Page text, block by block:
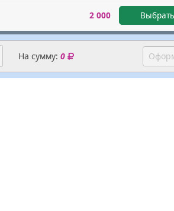
2 000
На сумму:0